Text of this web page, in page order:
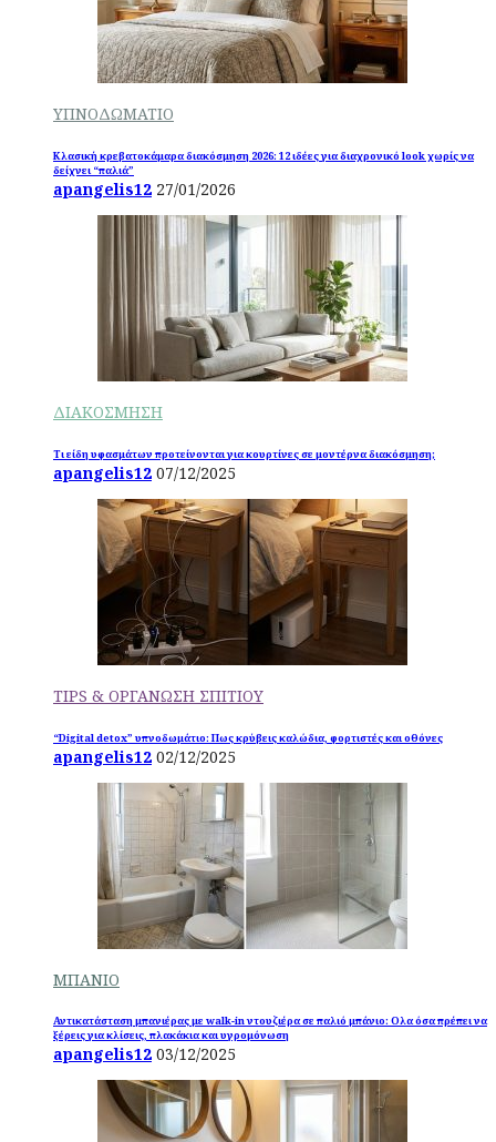
ΥΠΝΟΔΩΜΑΤΙΟ
Κλασική κρεβατοκάμαρα διακόσμηση 2026: 12 ιδέες για διαχρονικό look χωρίς να
δείχνει “παλιά”
apangelis12 27/01/2026
ΔΙΑΚΟΣΜΗΣΗ
Τι είδη υφασμάτων προτείνονται για κουρτίνες σε μοντέρνα διακόσμηση;
apangelis12 07/12/2025
TIPS & ΟΡΓΑΝΩΣΗ ΣΠΙΤΙΟΥ
“Digital detox” υπνοδωμάτιο: Πως κρύβεις καλώδια, φορτιστές και οθόνες
apangelis12 02/12/2025
ΜΠΑΝΙΟ
Αντικατάσταση μπανιέρας με walk-in ντουζιέρα σε παλιό μπάνιο: Ολα όσα πρέπει να
ξέρεις για κλίσεις, πλακάκια και υγρομόνωση
apangelis12 03/12/2025